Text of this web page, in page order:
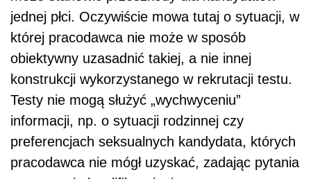
jednej płci. Oczywiście mowa tutaj o sytuacji, w
której pracodawca nie może w sposób
obiektywny uzasadnić takiej, a nie innej
konstrukcji wykorzystanego w rekrutacji testu.
Testy nie mogą służyć „wychwyceniu”
informacji, np. o sytuacji rodzinnej czy
preferencjach seksualnych kandydata, których
pracodawca nie mógł uzyskać, zadając pytania